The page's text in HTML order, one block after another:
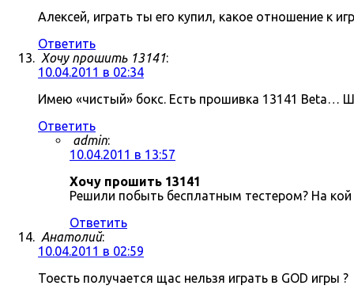
Алексей, играть ты его купил, какое отношение к
Ответить
Хочу прошить 13141:
10.04.2011 в 02:34
Имею «чистый» бокс. Есть прошивка 13141 Beta…
Ответить
admin:
10.04.2011 в 13:57
Хочу прошить 13141
Решили побыть бесплатным тестером? На
Ответить
Анатолий:
10.04.2011 в 02:59
Тоесть получается щас нельзя играть в GOD игры ?